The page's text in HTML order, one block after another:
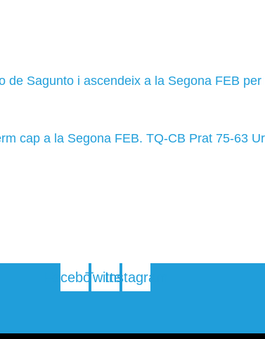
de Sagunto i ascendeix a la Segona FEB
cap a la Segona FEB. TQ-CB Prat 75-63
FacebookTwitterInstagram